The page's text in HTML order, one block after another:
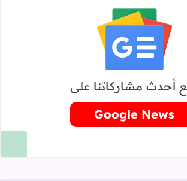
أحدث مشاركاتنا على
Google News